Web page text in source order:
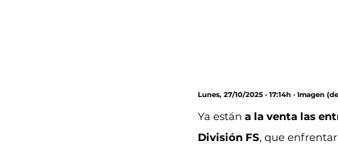
Lunes, 27/10/2025 · 17:14h · Imagen
Ya están a la venta las
División FS, que